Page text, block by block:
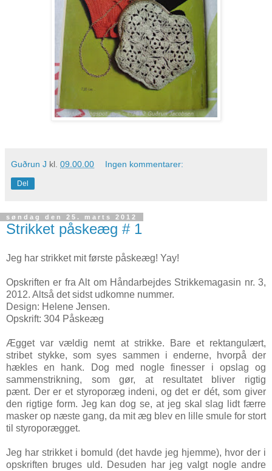
Guðrun J kl. 09.00.00 Ingen kommentarer:
Del
søndag den 25. marts 2012
Strikket påskeæg # 1
Jeg har strikket mit første påskeæg! Yay!
Opskriften er fra Alt om Håndarbejdes Strikkemagasin nr. 3,
2012. Altså det sidst udkomne nummer.
Design: Helene Jensen.
Opskrift: 304 Påskeæg
Ægget var vældig nemt at strikke. Bare et rektangulært,
stribet stykke, som syes sammen i enderne, hvorpå der
hækles en hank. Dog med nogle finesser i opslag og
sammenstrikning, som gør, at resultatet bliver rigtig
pænt. Der er et styroporæg indeni, og det er dét, som giver
den rigtige form. Jeg kan dog se, at jeg skal slag lidt færre
masker op næste gang, da mit æg blev en lille smule for stort
til styroporægget.
Jeg har strikket i bomuld (det havde jeg hjemme), hvor der i
opskriften bruges uld. Desuden har jeg valgt nogle andre